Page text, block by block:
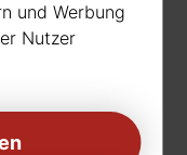
und Werbung
Nutzer